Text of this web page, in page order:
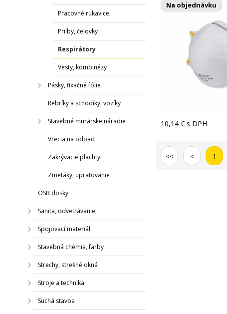
Pracovné rukavice
Prilby, čelovky
Respirátory
Vesty, kombinézy
Pásky, fixačné fólie
Rebríky a schodíky, vozíky
Stavebné murárske náradie
Vrecia na odpad
Zakrývacie plachty
Zmetáky, upratovanie
OSB dosky
Sanita, odvetrávanie
Spojovací materiál
Stavebná chémia, farby
Strechy, strešné okná
Stroje a technika
Suchá stavba
Na objednávku
10,14 € s DPH
<< < 1